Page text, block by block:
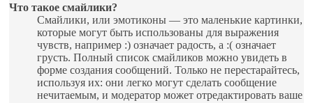
Что такое смайлики?
Смайлики, или эмотиконы — это маленькие картинки,
которые могут быть использованы для выражения
чувств, например :) означает радость, а :( означает
грусть. Полный список смайликов можно увидеть в
форме создания сообщений. Только не перестарайтесь,
используя их: они легко могут сделать сообщение
нечитаемым, и модератор может отредактировать ваше